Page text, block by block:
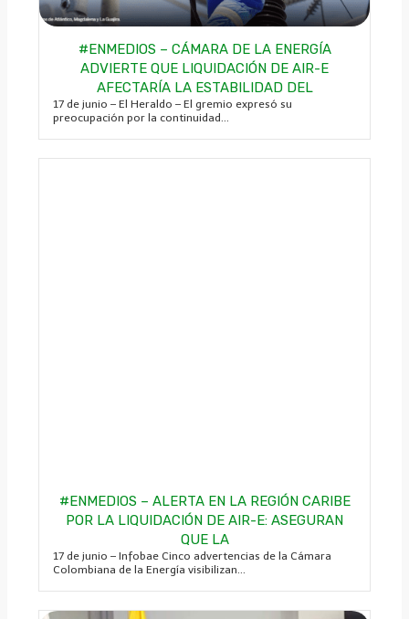
#ENMEDIOS – CÁMARA DE LA ENERGÍA
ADVIERTE QUE LIQUIDACIÓN DE AIR-E
AFECTARÍA LA ESTABILIDAD DEL
17 de junio – El Heraldo – El gremio expresó su
preocupación por la continuidad...
#ENMEDIOS – ALERTA EN LA REGIÓN CARIBE
POR LA LIQUIDACIÓN DE AIR-E: ASEGURAN
QUE LA
17 de junio – Infobae Cinco advertencias de la Cámara
Colombiana de la Energía visibilizan...